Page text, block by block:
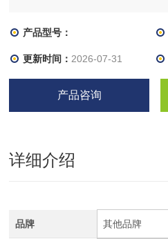
产品型号：
更新时间： 2026-07-31
产品咨询
详细介绍
品牌 其他品牌